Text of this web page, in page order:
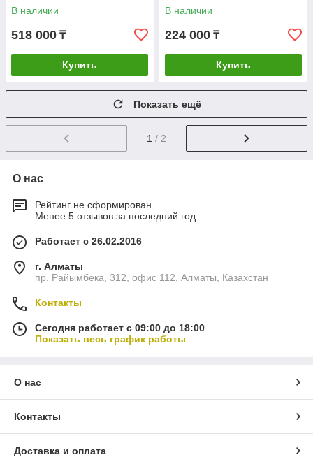
В наличии
518 000 ₸
Купить
В наличии
224 000 ₸
Купить
Показать ещё
1 / 2
О нас
Рейтинг не сформирован
Менее 5 отзывов за последний год
Работает с 26.02.2016
г. Алматы
пр. Райымбека, 312, офис 112, Алматы, Казахстан
Контакты
Сегодня работает с 09:00 до 18:00
Показать весь график работы
О нас
Контакты
Доставка и оплата